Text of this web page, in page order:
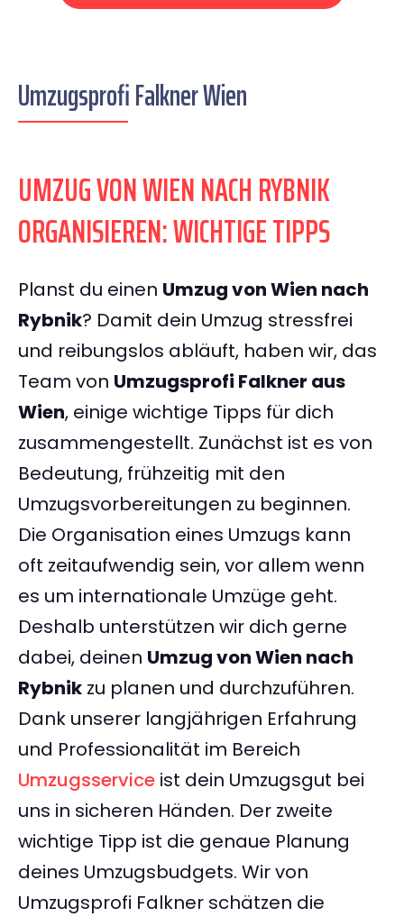
Umzugsprofi Falkner Wien
UMZUG VON WIEN NACH RYBNIK
ORGANISIEREN: WICHTIGE TIPPS
Planst du einen Umzug von Wien nach
Rybnik? Damit dein Umzug stressfrei
und reibungslos abläuft, haben wir, das
Team von Umzugsprofi Falkner aus
Wien, einige wichtige Tipps für dich
zusammengestellt. Zunächst ist es von
Bedeutung, frühzeitig mit den
Umzugsvorbereitungen zu beginnen.
Die Organisation eines Umzugs kann
oft zeitaufwendig sein, vor allem wenn
es um internationale Umzüge geht.
Deshalb unterstützen wir dich gerne
dabei, deinen Umzug von Wien nach
Rybnik zu planen und durchzuführen.
Dank unserer langjährigen Erfahrung
und Professionalität im Bereich
Umzugsservice ist dein Umzugsgut bei
uns in sicheren Händen. Der zweite
wichtige Tipp ist die genaue Planung
deines Umzugsbudgets. Wir von
Umzugsprofi Falkner schätzen die